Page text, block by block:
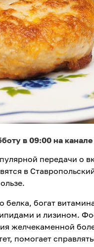
в 09:00 на канале
передачи о
в
белка, богат
и лизином.
желчекаменной
помогает